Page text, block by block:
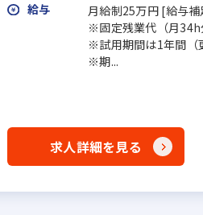
給与
月給制25万円 [給与
※固定残業代（月34h
※試用期間は1年間（
※期...
求人詳細を見る